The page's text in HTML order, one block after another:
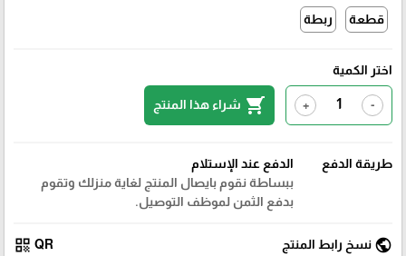
قطعة
ربطة
اختر الكمية
-
+
shopping_cart شراء هذا المنتج
طريقة الدفع
الدفع عند الإستلام
ببساطة نقوم بايصال المنتج لغاية منزلك وتقوم
بدفع الثمن لموظف التوصيل.
public نسخ رابط المنتج QR
qr_code